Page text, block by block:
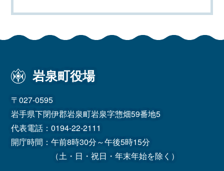
岩泉町役場
〒027-0595
岩手県下閉伊郡岩泉町岩泉字惣畑59番地5
代表電話：0194-22-2111
開庁時間：午前8時30分～午後5時15分
（土・日・祝日・年末年始を除く）